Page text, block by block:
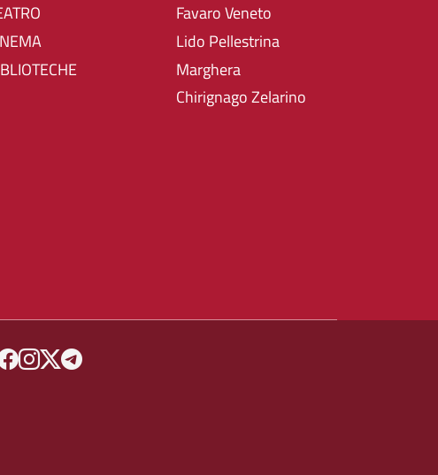
Favaro Veneto
Lido Pellestrina
Marghera
Chirignago Zelarino
MENU